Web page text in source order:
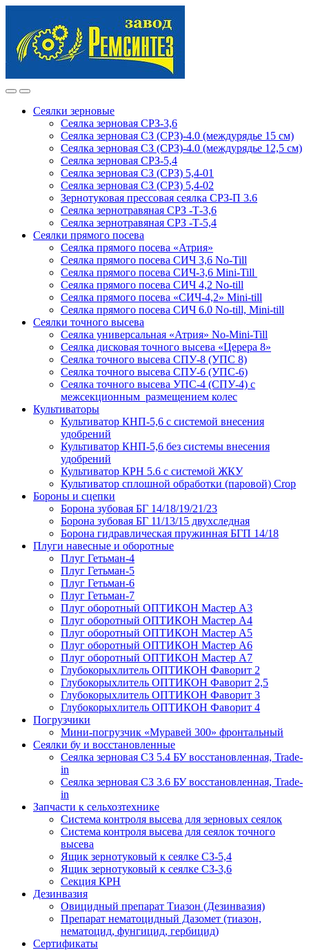
navigation
content
Сеялки зерновые
Сеялка зерновая СРЗ-3,6
Сеялка зерновая СЗ (СРЗ)-4.0 (междурядье 15 см)
Сеялка зерновая СЗ (СРЗ)-4.0 (междурядье 12,5 см)
Сеялка зерновая СРЗ-5,4
Сеялка зерновая СЗ (СРЗ) 5,4-01
Сеялка зерновая СЗ (СРЗ) 5,4-02
Зернотуковая прессовая сеялка СРЗ-П 3.6
Сеялка зернотравяная СРЗ -Т-3,6
Сеялка зернотравяная СРЗ -Т-5,4
Сеялки прямого посева
Сеялка прямого посева «Атрия»
Сеялка прямого посева СИЧ 3,6 No-Till
Сеялка прямого посева СИЧ-3,6 Mini-Till
Сеялка прямого посева СИЧ 4,2 No-till
Сеялка прямого посева «СИЧ-4,2» Mini-till
Сеялка прямого посева СИЧ 6.0 No-till, Mini-till
Сеялки точного высева
Сеялка универсальная «Атрия» No-Mini-Till
Сеялка дисковая точного высева «Церера 8»
Сеялка точного высева СПУ-8 (УПС 8)
Сеялка точного высева СПУ-6 (УПС-6)
Сеялка точного высева УПС-4 (СПУ-4) с
межсекционным размещением колес
Культиваторы
Культиватор КНП-5,6 с системой внесения
удобрений
Культиватор КНП-5,6 без системы внесения
удобрений
Культиватор КРН 5.6 с системой ЖКУ
Культиватор сплошной обработки (паровой) Crop
Бороны и сцепки
Борона зубовая БГ 14/18/19/21/23
Борона зубовая БГ 11/13/15 двухследная
Борона гидравлическая пружинная БГП 14/18
Плуги навесные и оборотные
Плуг Гетьман-4
Плуг Гетьман-5
Плуг Гетьман-6
Плуг Гетьман-7
Плуг оборотный ОПТИКОН Мастер А3
Плуг оборотный ОПТИКОН Мастер А4
Плуг оборотный ОПТИКОН Мастер А5
Плуг оборотный ОПТИКОН Мастер А6
Плуг оборотный ОПТИКОН Мастер А7
Глубокорыхлитель ОПТИКОН Фаворит 2
Глубокорыхлитель ОПТИКОН Фаворит 2,5
Глубокорыхлитель ОПТИКОН Фаворит 3
Глубокорыхлитель ОПТИКОН Фаворит 4
Погрузчики
Мини-погрузчик «Муравей 300» фронтальный
Сеялки бу и восстановленные
Сеялка зерновая СЗ 5.4 БУ восстановленная, Trade-
in
Сеялка зерновая СЗ 3.6 БУ восстановленная, Trade-
in
Запчасти к сельхозтехнике
Система контроля высева для зерновых сеялок
Система контроля высева для сеялок точного
высева
Ящик зернотуковый к сеялке СЗ-5,4
Ящик зернотуковый к сеялке СЗ-3,6
Секция КРН
Дезинвазия
Овицидный препарат Тиазон (Дезинвазия)
Препарат нематоцидный Дазомет (тиазон,
нематоцид, фунгицид, гербицид)
Сертификаты